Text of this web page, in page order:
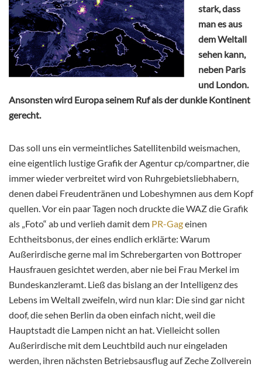
stark, dass
man es aus
dem Weltall
sehen kann,
neben Paris
und London.
Ansonsten wird Europa seinem Ruf als der dunkle Kontinent
gerecht.
Das soll uns ein vermeintliches Satellitenbild weismachen,
eine eigentlich lustige Grafik der Agentur cp/compartner, die
immer wieder verbreitet wird von Ruhrgebietsliebhabern,
denen dabei Freudentränen und Lobeshymnen aus dem Kopf
quellen. Vor ein paar Tagen noch druckte die WAZ die Grafik
als „Foto“ ab und verlieh damit dem PR-Gageinen
Echtheitsbonus, der eines endlich erklärte: Warum
Außerirdische gerne mal im Schrebergarten von Bottroper
Hausfrauen gesichtet werden, aber nie bei Frau Merkel im
Bundeskanzleramt. Ließ das bislang an der Intelligenz des
Lebens im Weltall zweifeln, wird nun klar: Die sind gar nicht
doof, die sehen Berlin da oben einfach nicht, weil die
Hauptstadt die Lampen nicht an hat. Vielleicht sollen
Außerirdische mit dem Leuchtbild auch nur eingeladen
werden, ihren nächsten Betriebsausflug auf Zeche Zollverein